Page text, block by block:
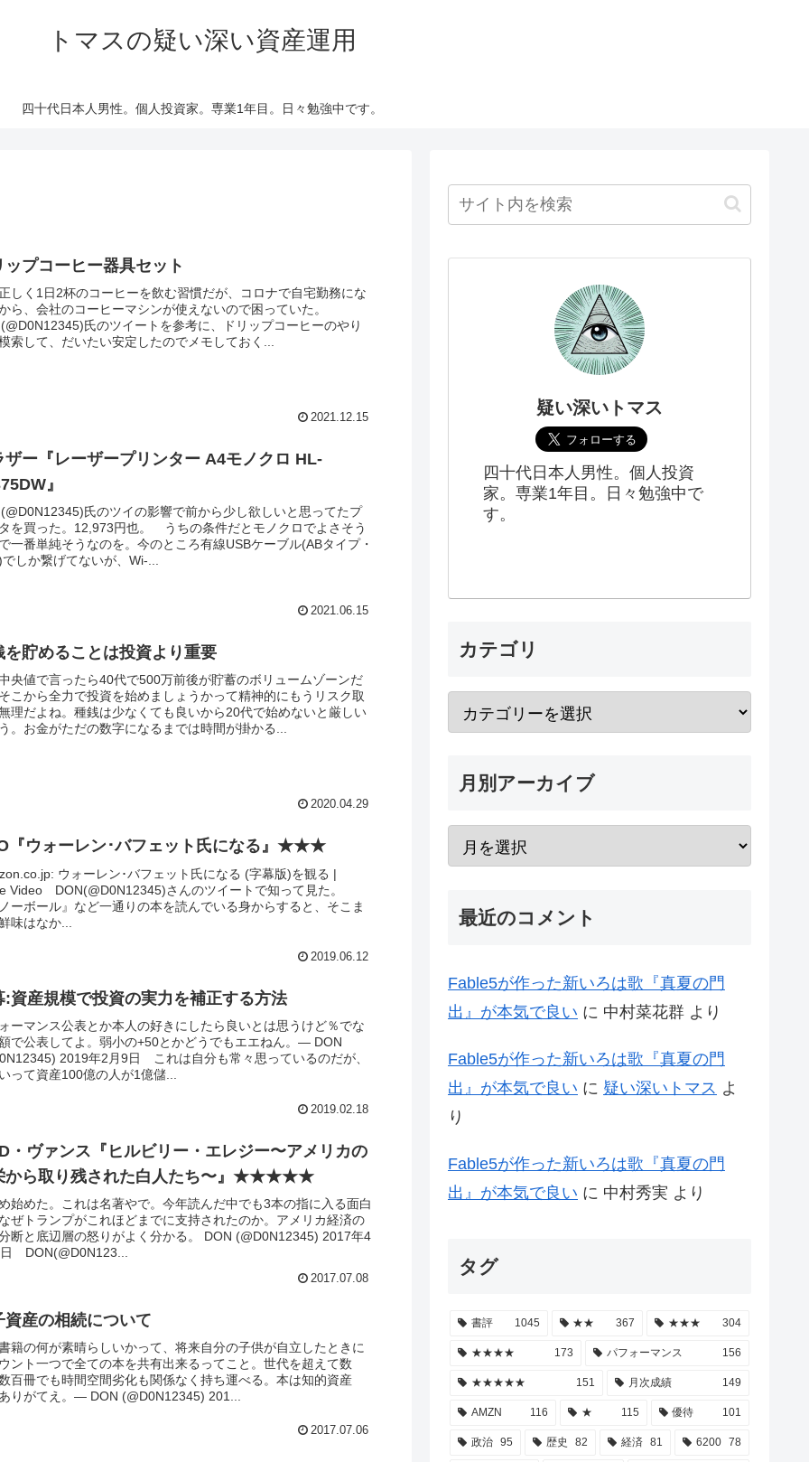
トマスの疑い深い資産運用
四十代日本人男性。個人投資家。専業1年目。日々勉強中です。
ップコーヒー器具セット
しく1日2杯のコーヒーを飲む習慣だが、コロナで自宅勤務にな
ら、会社のコーヒーマシンが使えないので困っていた。
氏のツイートを参考に、ドリップコーヒーのやり
索して、だいたい安定したのでメモしておく...
2021.12.15
ザー『レーザープリンター A4モノクロ HL-
』
氏のツイの影響で前から少し欲しいと思ってたプ
を買った。12,973円也。 うちの条件だとモノクロでよさそう
一番単純そうなのを。今のところ有線USBケーブル(ABタイプ・
しか繋げてないが、Wi-...
2021.06.15
を貯めることは投資より重要
央値で言ったら40代で500万前後が貯蓄のボリュームゾーンだ
こから全力で投資を始めましょうかって精神的にもうリスク取
理だよね。種銭は少なくても良いから20代で始めないと厳しい
。お金がただの数字になるまでは時間が掛かる...
2020.04.29
『ウォーレン･バフェット氏になる』★★★
ウォーレン･バフェット氏になる (字幕版)を観る |
Video DON(@D0N12345)さんのツイートで知って見た。
ーボール』など一通りの本を読んでいる身からすると、そこま
味はなか...
2019.06.12
:資産規模で投資の実力を補正する方法
ーマンス公表とか本人の好きにしたら良いとは思うけど％でな
で公表してよ。弱小の+50とかどうでもエエねん。— DON
2019年2月9日 これは自分も常々思っているのだが、
って資産100億の人が1億儲...
2019.02.18
・ヴァンス『ヒルビリー・エレジー〜アメリカの
から取り残された白人たち〜』★★★★★
始めた。これは名著やで。今年読んだ中でも3本の指に入る面白
ぜトランプがこれほどまでに支持されたのか。アメリカ経済の
断と底辺層の怒りがよく分かる。 DON (@D0N12345) 2017年4
DON(@D0N123...
2017.07.08
資産の相続について
籍の何が素晴らしいかって、将来自分の子供が自立したときに
ント一つで全ての本を共有出来るってこと。世代を超えて数
百冊でも時間空間劣化も関係なく持ち運べる。本は知的資産
りがてえ。— DON (@D0N12345) 201...
2017.07.06
疑い深いトマス
四十代日本人男性。個人投資
家。専業1年目。日々勉強中で
す。
カテゴリ
月別アーカイブ
最近のコメント
Fable5が作った新いろは歌『真夏の門
出』が本気で良い に 中村菜花群 より
Fable5が作った新いろは歌『真夏の門
出』が本気で良い に 疑い深いトマス よ
り
Fable5が作った新いろは歌『真夏の門
出』が本気で良い に 中村秀実 より
タグ
書評 1045 ★★ 367 ★★★ 304
★★★★ 173 パフォーマンス 156
★★★★★ 151 月次成績 149
AMZN 116 ★ 115 優待 101
政治 95 歴史 82 経済 81 6200 78